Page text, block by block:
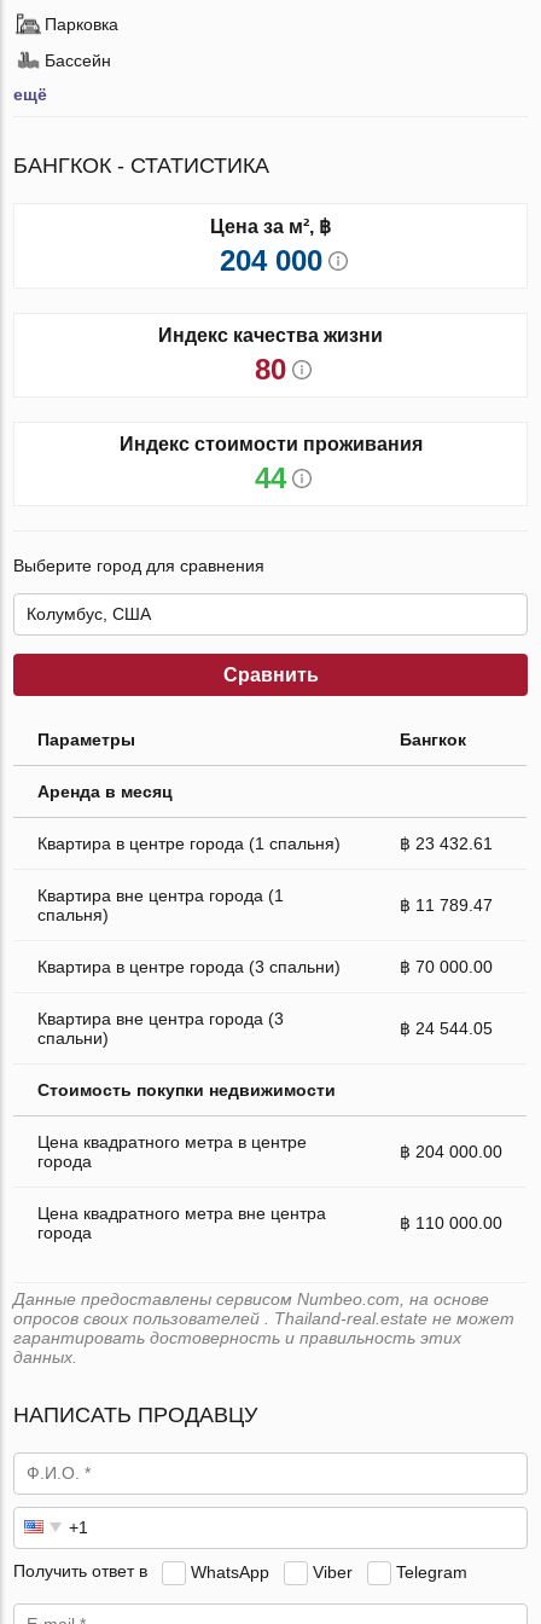
Парковка
Бассейн
ещё
БАНГКОК - СТАТИСТИКА
Цена за м², ฿
204 000
Индекс качества жизни
80
Индекс стоимости проживания
44
Выберите город для сравнения
Сравнить
Параметры Бангкок
Аренда в месяц
Квартира в центре города (1 спальня) ฿ 23 432.61
Квартира вне центра города (1
спальня)
฿ 11 789.47
Квартира в центре города (3 спальни) ฿ 70 000.00
Квартира вне центра города (3
спальни)
฿ 24 544.05
Стоимость покупки недвижимости
Цена квадратного метра в центре
города
฿ 204 000.00
Цена квадратного метра вне центра
города
฿ 110 000.00
Данные предоставлены сервисом Numbeo.com, на основе
опросов своих пользователей . Thailand-real.estate не может
гарантировать достоверность и правильность этих
данных.
НАПИСАТЬ ПРОДАВЦУ
Получить ответ в WhatsApp Viber Telegram